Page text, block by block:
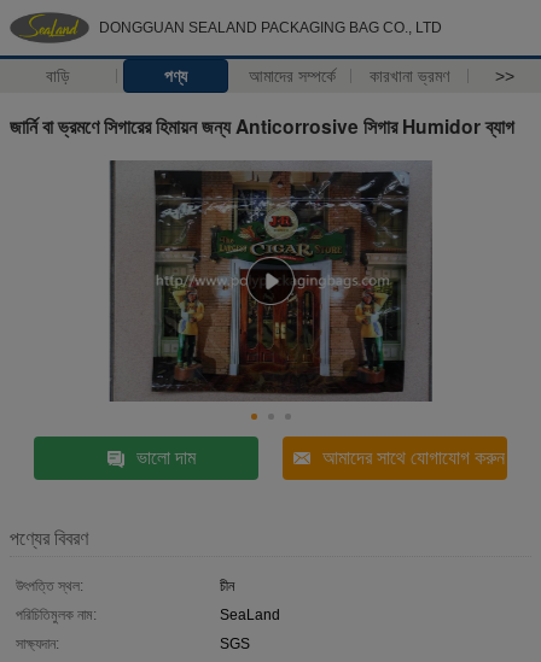
DONGGUAN SEALAND PACKAGING BAG CO., LTD
বাড়ি পণ্য আমাদের সম্পর্কে কারখানা ভ্রমণ >>
জার্নি বা ভ্রমণে সিগারের হিমায়ন জন্য Anticorrosive সিগার Humidor ব্যাগ
ভালো দাম আমাদের সাথে যোগাযোগ করুন
পণ্যের বিবরণ
উৎপত্তি স্থল:
চীন
পরিচিতিমুলক নাম:
SeaLand
সাক্ষ্যদান:
SGS